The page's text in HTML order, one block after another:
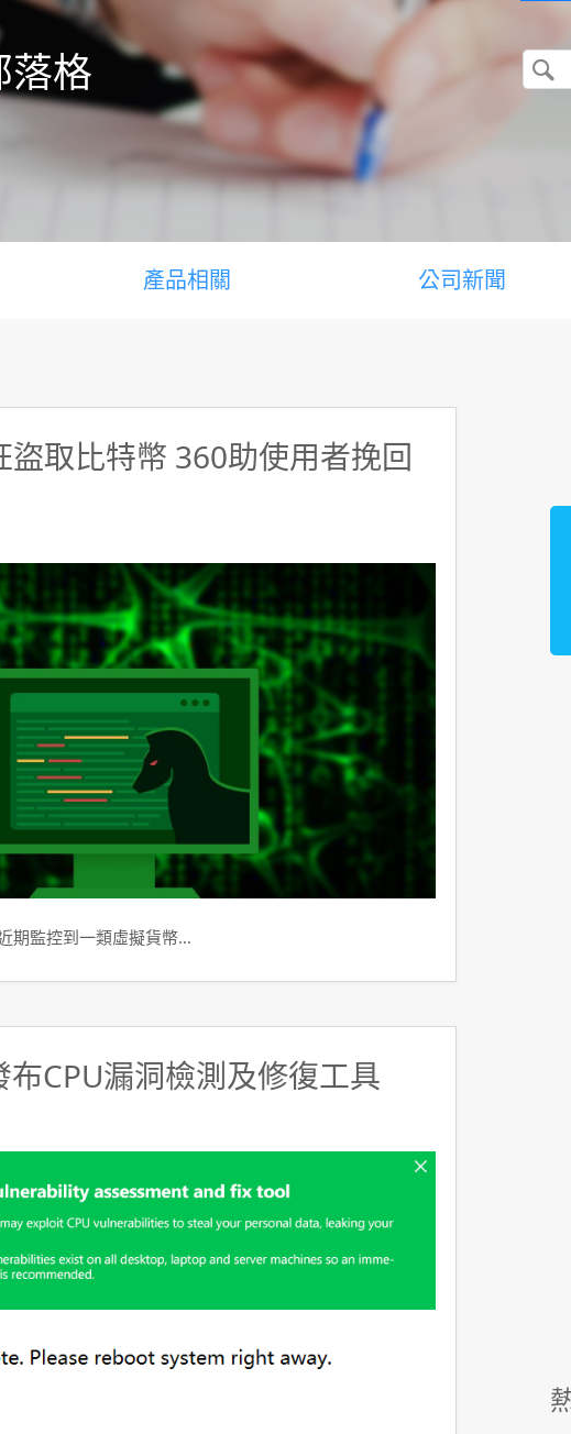
落格
產品相關 公司新聞
盜取比特幣 360助使用者挽回
期監控到一類虛擬貨幣…
CPU漏洞檢測及修復工具